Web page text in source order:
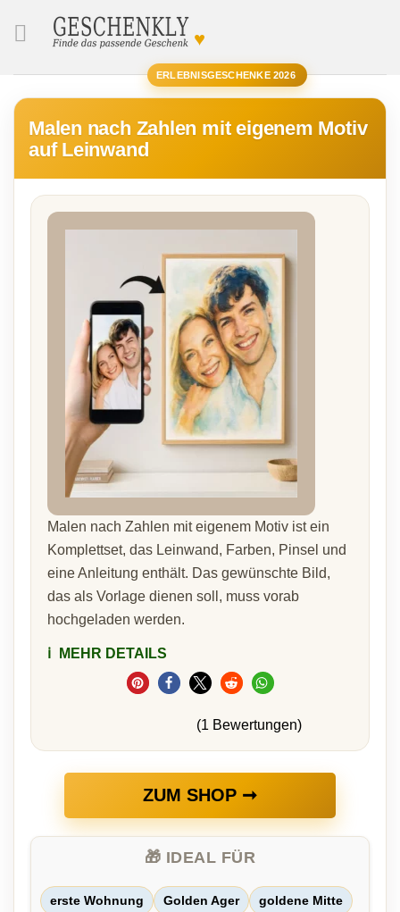
ERLEBNISGESCHENKE 2026
♥
Malen nach Zahlen mit eigenem Motiv
auf Leinwand
Malen nach Zahlen mit eigenem Motiv ist ein
Komplettset, das Leinwand, Farben, Pinsel und
eine Anleitung enthält. Das gewünschte Bild,
das als Vorlage dienen soll, muss vorab
hochgeladen werden.
ℹ️ MEHR DETAILS
(1 Bewertungen)
ZUM SHOP ➞
🎁 IDEAL FÜR
erste Wohnung Golden Ager goldene Mitte